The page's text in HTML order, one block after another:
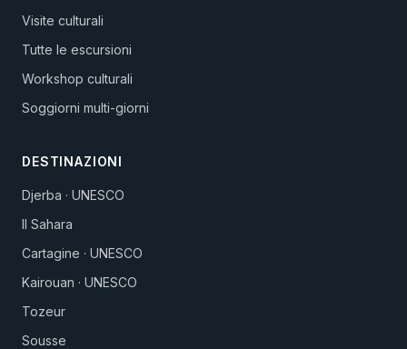
Visite culturali
Tutte le escursioni
Workshop culturali
Soggiorni multi-giorni
DESTINAZIONI
Djerba · UNESCO
Il Sahara
Cartagine · UNESCO
Kairouan · UNESCO
Tozeur
Sousse